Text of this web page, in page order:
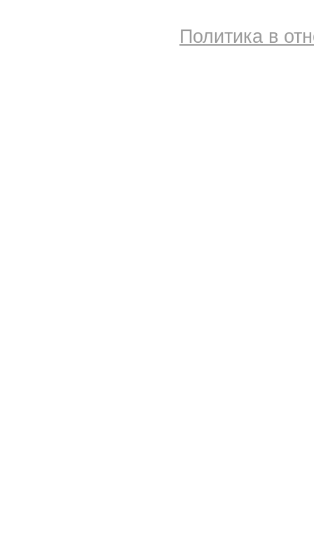
Политика в